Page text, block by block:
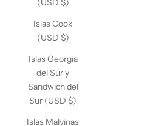
(USD $)
Islas Cook
(USD $)
Islas Georgia
del Sur y
Sandwich del
Sur (USD $)
Islas Malvinas